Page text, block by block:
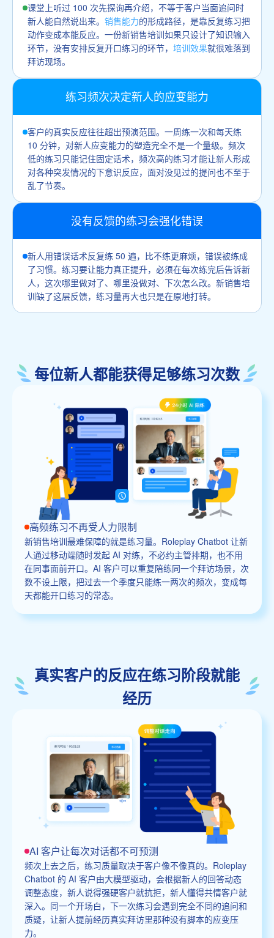
课堂上听过 100 次先探询再介绍，不等于客户当面追问时
新人能自然说出来。 销售能力的形成路径，是靠反复练习把
动作变成本能反应。一份新销售培训如果只设计了知识输入
环节，没有安排反复开口练习的环节， 培训效果就很难落到
拜访现场。
练习频次决定新人的应变能力
客户的真实反应往往超出预演范围。一周练一次和每天练
10 分钟，对新人应变能力的塑造完全不是一个量级。频次
低的练习只能记住固定话术，频次高的练习才能让新人形成
对各种突发情况的下意识反应，面对没见过的提问也不至于
乱了节奏。
没有反馈的练习会强化错误
新人用错误话术反复练 50 遍，比不练更麻烦，错误被练成
了习惯。练习要让能力真正提升，必须在每次练完后告诉新
人，这次哪里做对了、哪里没做对、下次怎么改。新销售培
训缺了这层反馈，练习量再大也只是在原地打转。
每位新人都能获得足够练习次数
高频练习不再受人力限制
新销售培训最难保障的就是练习量。Roleplay Chatbot 让新
人通过移动端随时发起 AI 对练，不必约主管排期，也不用
在同事面前开口。AI 客户可以重复陪练同一个拜访场景，次
数不设上限，把过去一个季度只能练一两次的频次，变成每
天都能开口练习的常态。
真实客户的反应在练习阶段就能
经历
AI 客户让每次对话都不可预测
频次上去之后，练习质量取决于客户像不像真的。Roleplay
Chatbot 的 AI 客户由大模型驱动，会根据新人的回答动态
调整态度，新人说得强硬客户就抗拒，新人懂得共情客户就
深入。同一个开场白，下一次练习会遇到完全不同的追问和
质疑，让新人提前经历真实拜访里那种没有脚本的应变压
力。